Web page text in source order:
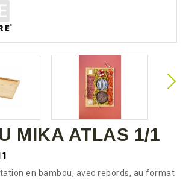
MIKA ATLAS 1/1
en bambou, avec rebords, au format